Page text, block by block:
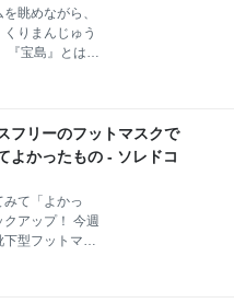
神社の境内の
子が食べたい、
本を味わいた
、それは短い
眺めながら、
くりまんじゅう
『宝島』とは、
であり、読ん
だが、映画の
いものだったの
かった。アメリ
ら始まり、沖
た、沖縄の歴
クリーンに投影
において、ク
鳴らし、歌っ
フリーのフットマスクで
よかったもの - ソレドコ
て「よかっ
アップ！ 今週
型フットマス
ト マスク N」
しっとり感が